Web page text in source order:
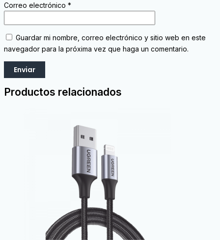
Correo electrónico *
Guardar mi nombre, correo electrónico y sitio web en este
navegador para la próxima vez que haga un comentario.
Productos relacionados